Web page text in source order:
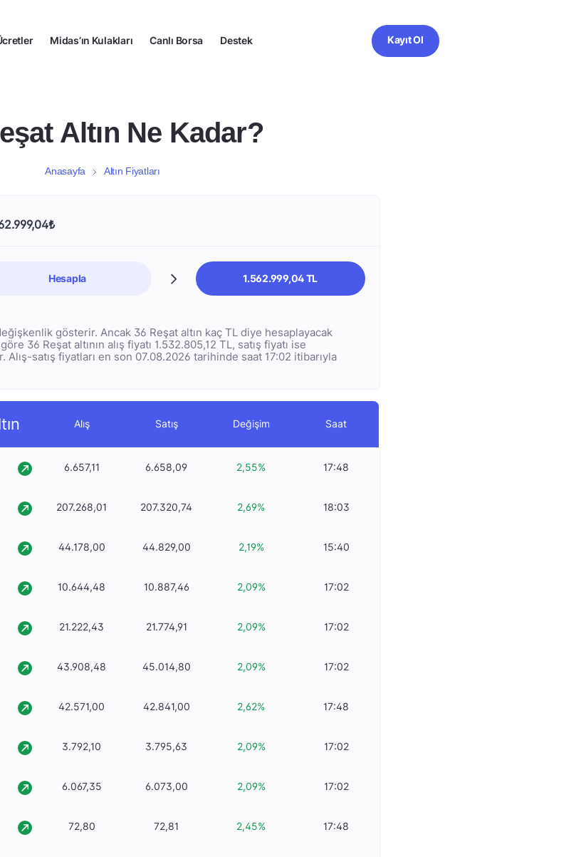
Midas’ın Kulakları Canlı Borsa Destek Kayıt Ol
Altın Ne Kadar?
Anasayfa Altın Fiyatları
Hesapla 1.562.999,04 TL
gösterir. Ancak 36 Reşat altın kaç TL diye hesaplayacak
36 Reşat altının alış fiyatı 1.532.805,12 TL, satış fiyatı ise
satış fiyatları en son 07.08.2026 tarihinde saat 17:02 itibarıyla
Alış Satış Değişim Saat
6.657,11 6.658,09 2,55% 17:48
207.268,01 207.320,74 2,69% 18:03
44.178,00 44.829,00 2,19% 15:40
10.644,48 10.887,46 2,09% 17:02
21.222,43 21.774,91 2,09% 17:02
43.908,48 45.014,80 2,09% 17:02
42.571,00 42.841,00 2,62% 17:48
3.792,10 3.795,63 2,09% 17:02
6.067,35 6.073,00 2,09% 17:02
72,80 72,81 2,45% 17:48